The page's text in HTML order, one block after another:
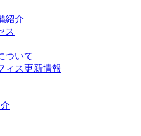
紹介
ス
ついて
ィス更新情報